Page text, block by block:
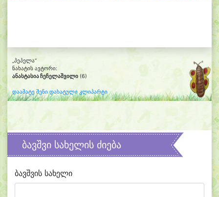
„პეპელა“
ნახატის ავტორი:
ანასტასია ჩეჩელაშვილი (6)
დაამატე შენი დახატული კლიპარტი
ბავშვი სახელის ძიება
ბავშვის სახელი